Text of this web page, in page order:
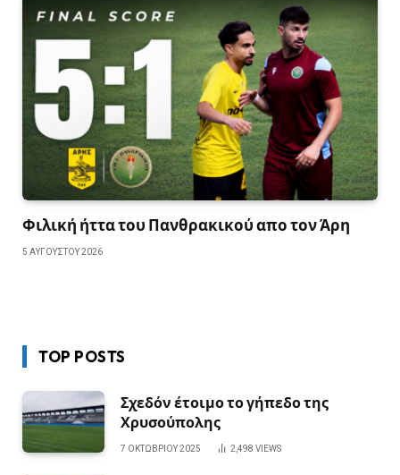
Φιλική ήττα του Πανθρακικού απο τον Άρη
5 ΑΥΓΟΎΣΤΟΥ 2026
TOP POSTS
Σχεδόν έτοιμο το γήπεδο της
Χρυσούπολης
7 ΟΚΤΩΒΡΊΟΥ 2025 2,498 VIEWS